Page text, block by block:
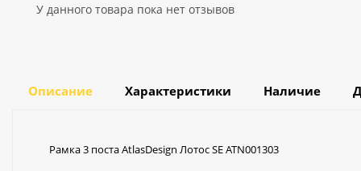
У данного товара пока нет отзывов
Описание Характеристики Наличие
Рамка 3 поста AtlasDesign Лотос SE ATN001303